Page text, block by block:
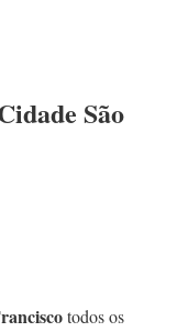
São
todos os